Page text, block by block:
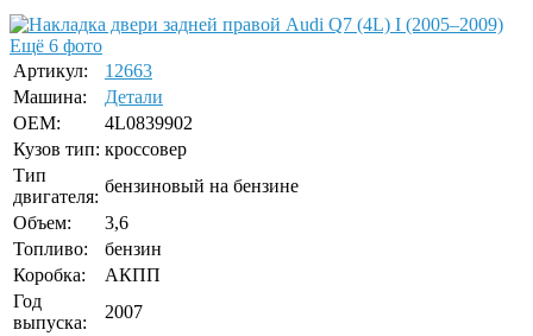
Ещё 6 фото
Артикул:
12663
Машина:
Детали
OEM:
4L0839902
Кузов тип: кроссовер
Тип
двигателя:
бензиновый на бензине
Объем:
3,6
Топливо:
бензин
Коробка:
АКПП
Год
выпуска:
2007